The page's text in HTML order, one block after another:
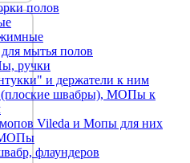
полов
мытья полов
ручки
и держатели к ним
(плоские швабры), МОПы к
Vileda и Мопы для них
МОПы
флаундеров